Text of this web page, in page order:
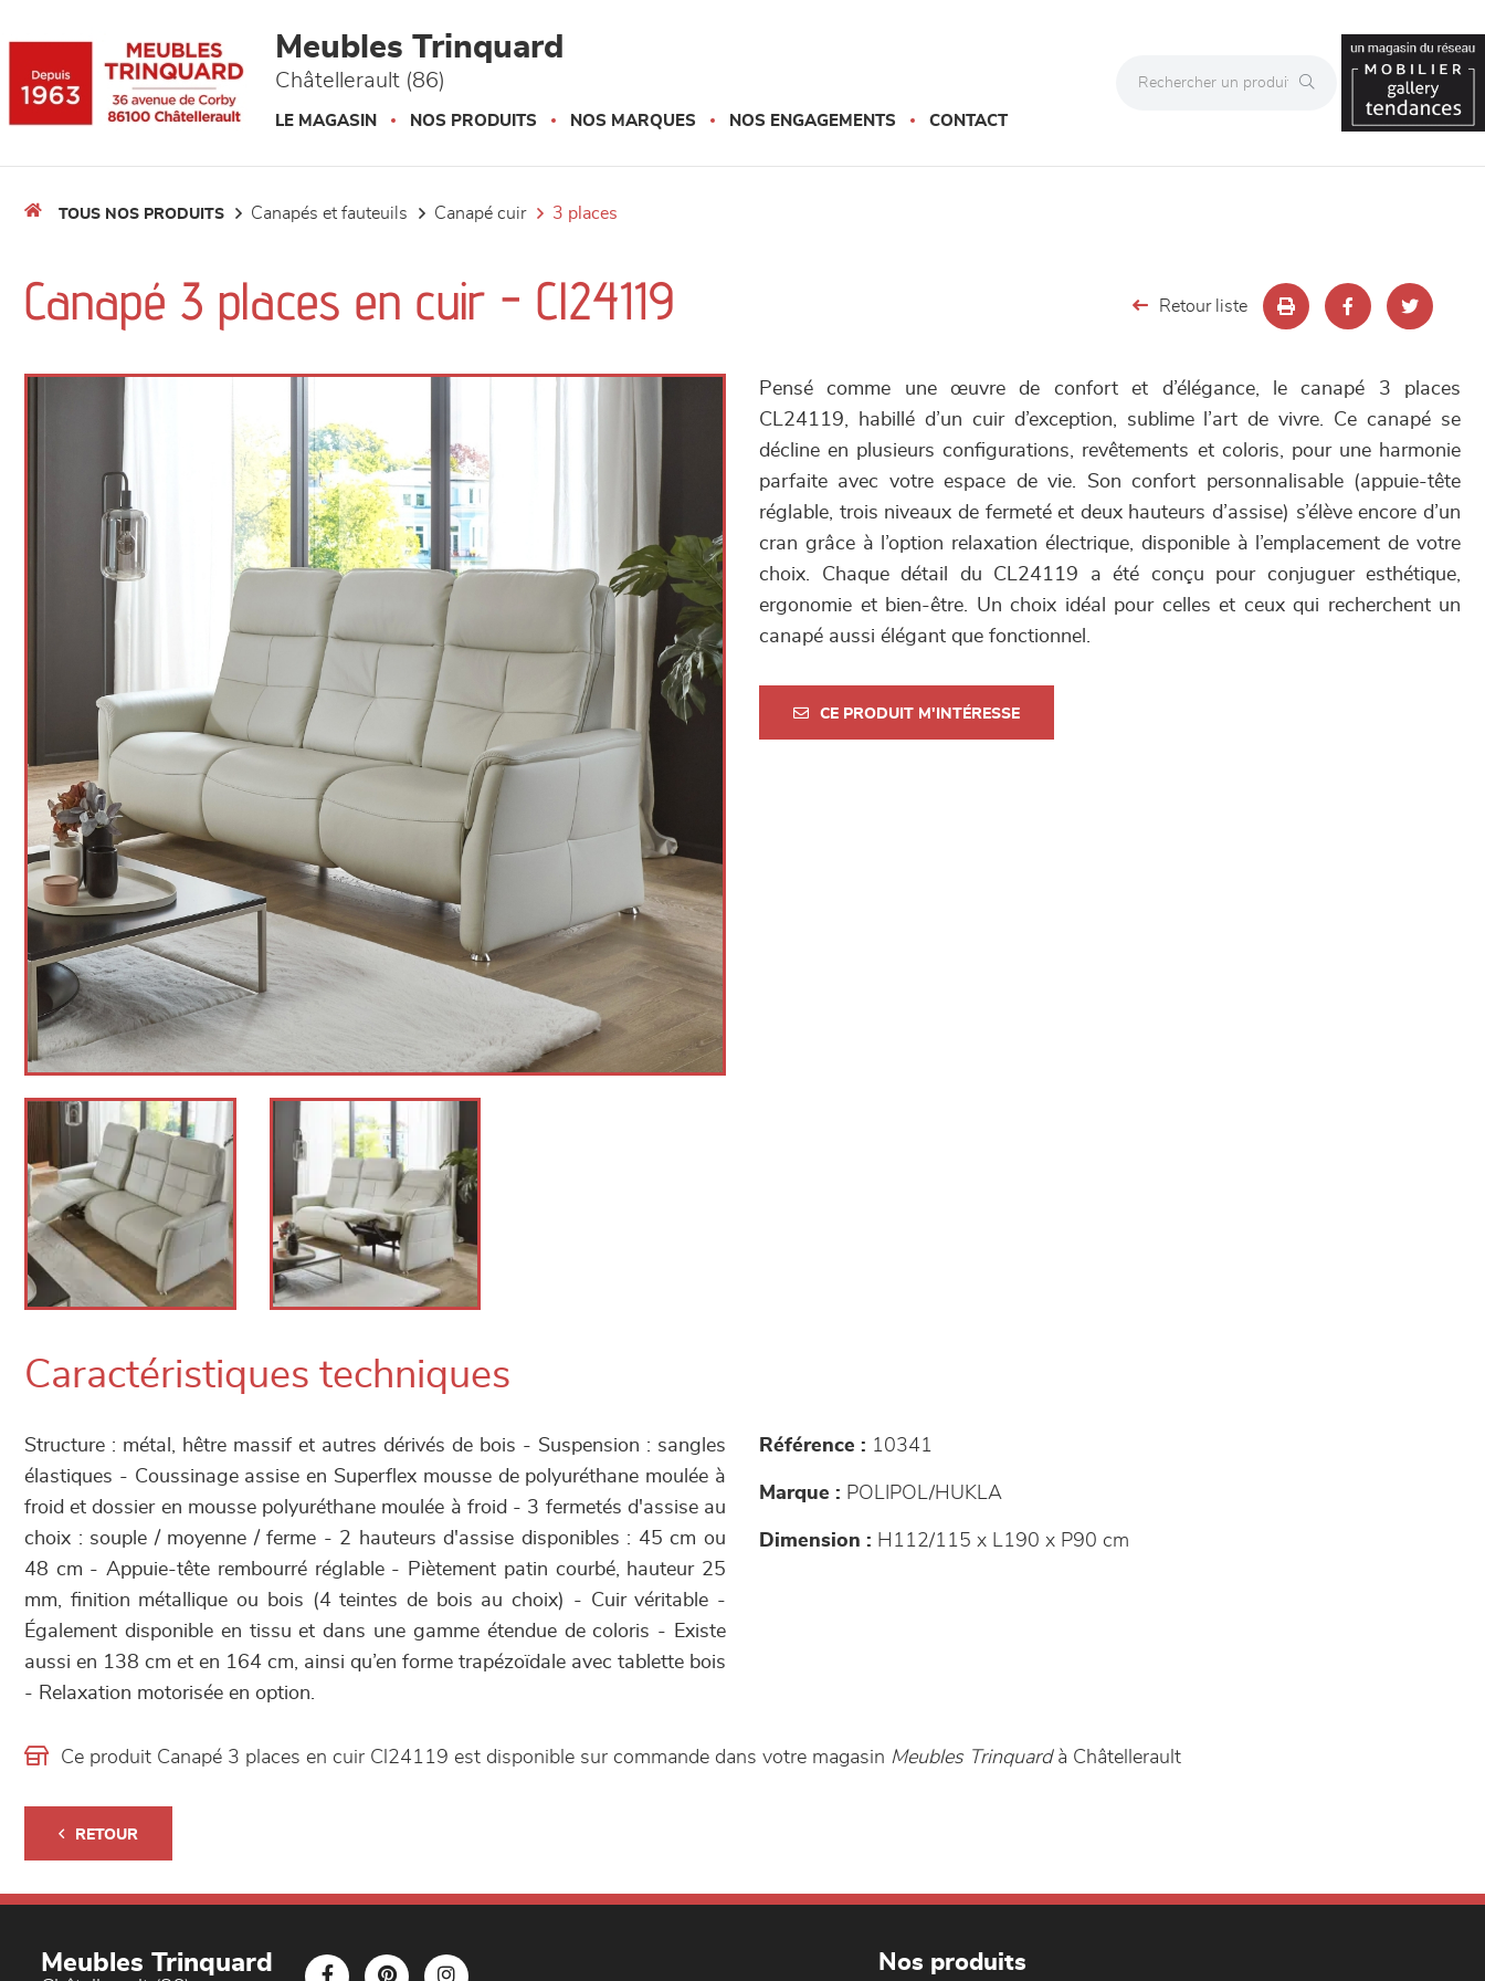
Meubles Trinquard
Châtellerault (86)
LE MAGASIN NOS PRODUITS NOS MARQUES NOS ENGAGEMENTS CONTACT
TOUS NOS PRODUITS canapés et fauteuils canapé cuir 3 places
Canapé 3 places en cuir - Cl24119 Retour liste
Pensé comme une œuvre de confort et d’élégance, le canapé 3 places
CL24119, habillé d’un cuir d’exception, sublime l’art de vivre. Ce canapé se
décline en plusieurs configurations, revêtements et coloris, pour une harmonie
parfaite avec votre espace de vie. Son confort personnalisable (appuie-tête
réglable, trois niveaux de fermeté et deux hauteurs d’assise) s’élève encore d’un
cran grâce à l’option relaxation électrique, disponible à l’emplacement de votre
choix. Chaque détail du CL24119 a été conçu pour conjuguer esthétique,
ergonomie et bien-être. Un choix idéal pour celles et ceux qui recherchent un
canapé aussi élégant que fonctionnel.
CE PRODUIT M'INTÉRESSE
Caractéristiques techniques
Structure : métal, hêtre massif et autres dérivés de bois - Suspension : sangles
élastiques - Coussinage assise en Superflex mousse de polyuréthane moulée à
froid et dossier en mousse polyuréthane moulée à froid - 3 fermetés d'assise au
choix : souple / moyenne / ferme - 2 hauteurs d'assise disponibles : 45 cm ou
48 cm - Appuie-tête rembourré réglable - Piètement patin courbé, hauteur 25
mm, finition métallique ou bois (4 teintes de bois au choix) - Cuir véritable -
Également disponible en tissu et dans une gamme étendue de coloris - Existe
aussi en 138 cm et en 164 cm, ainsi qu’en forme trapézoïdale avec tablette bois
- Relaxation motorisée en option.
Référence : 10341
Marque : POLIPOL/HUKLA
Dimension : H112/115 x L190 x P90 cm
Ce produit Canapé 3 places en cuir Cl24119 est disponible sur commande dans votre magasin Meubles Trinquard à Châtellerault
RETOUR
Meubles Trinquard Nos produits